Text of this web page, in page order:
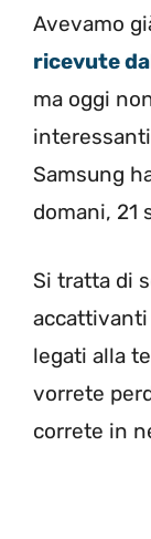
Avevamo
ricevute
ma oggi
Samsung
domani, 21
Si tratta di
legati alla
vorrete
correte in